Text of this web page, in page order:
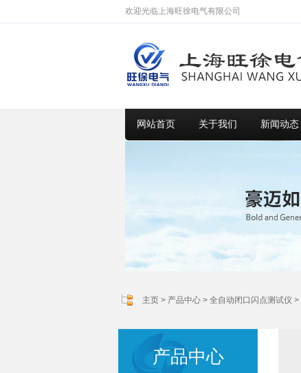
欢迎光临上海旺徐电气有限公司
网站首页 关于我们 新闻动态
主页 > 产品中心 > 全自动闭口闪点测试仪 >
产品中心